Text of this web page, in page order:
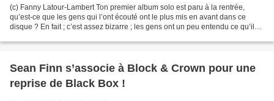
(c) Fanny Latour-Lambert Ton premier album solo est paru à la rentrée,
qu’est-ce que les gens qui l’ont écouté ont le plus mis en avant dans ce
disque ? En fait ; c’est assez bizarre ; les gens ont un peu entendu ce qu’ils
Sean Finn s’associe à Block & Crown pour une
reprise de Black Box !